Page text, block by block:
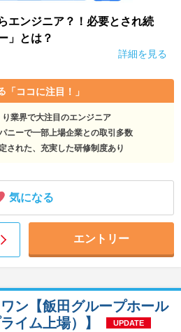
エンジニア？！必要とされ続
」とは？
詳細を見る
「ココに注目！」
業界で大注目のエンジニア
ニーで一部上場企業との取引多数
された、充実した研修制度あり
気になる
エントリー
ン【飯田グループホール
イム上場）】
UPDATE